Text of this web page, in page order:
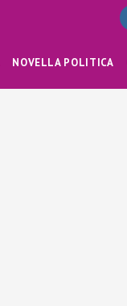
NOVELLA POLITICA